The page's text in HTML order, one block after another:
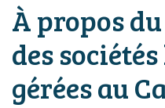
À propos
des
gérées au